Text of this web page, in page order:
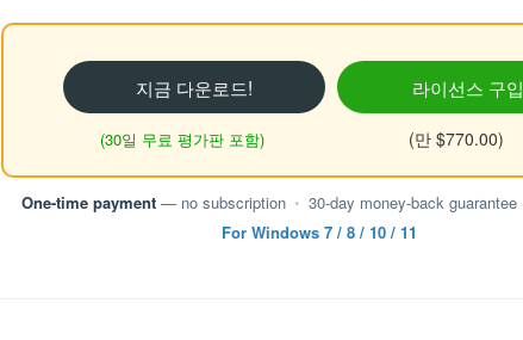
지금 다운로드!
(30일 무료 평가판 포함)
라이선스 구입
(만 $770.00)
One-time payment— no subscription • 30-day money-back guarantee
For Windows 7 / 8 / 10 / 11